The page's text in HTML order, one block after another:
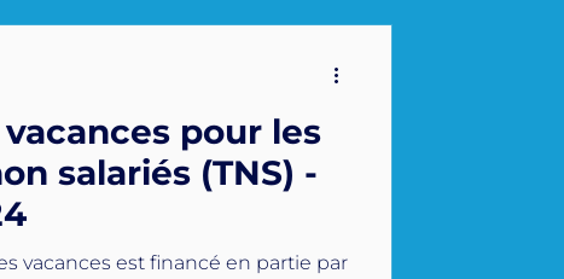
pour les
salariés (TNS) -
vacances est financé en partie par